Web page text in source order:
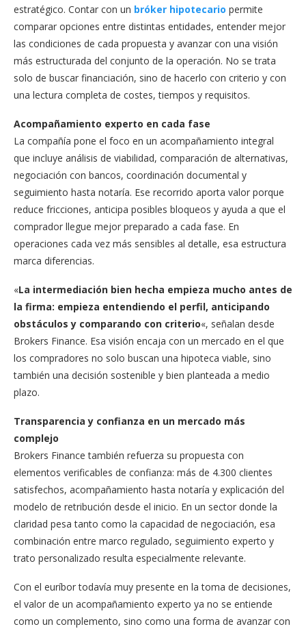
estratégico. Contar con un bróker hipotecario permite
comparar opciones entre distintas entidades, entender mejor
las condiciones de cada propuesta y avanzar con una visión
más estructurada del conjunto de la operación. No se trata
solo de buscar financiación, sino de hacerlo con criterio y con
una lectura completa de costes, tiempos y requisitos.
Acompañamiento experto en cada fase
La compañía pone el foco en un acompañamiento integral
que incluye análisis de viabilidad, comparación de alternativas,
negociación con bancos, coordinación documental y
seguimiento hasta notaría. Ese recorrido aporta valor porque
reduce fricciones, anticipa posibles bloqueos y ayuda a que el
comprador llegue mejor preparado a cada fase. En
operaciones cada vez más sensibles al detalle, esa estructura
marca diferencias.
«La intermediación bien hecha empieza mucho antes de
la firma: empieza entendiendo el perfil, anticipando
obstáculos y comparando con criterio«, señalan desde
Brokers Finance. Esa visión encaja con un mercado en el que
los compradores no solo buscan una hipoteca viable, sino
también una decisión sostenible y bien planteada a medio
plazo.
Transparencia y confianza en un mercado más
complejo
Brokers Finance también refuerza su propuesta con
elementos verificables de confianza: más de 4.300 clientes
satisfechos, acompañamiento hasta notaría y explicación del
modelo de retribución desde el inicio. En un sector donde la
claridad pesa tanto como la capacidad de negociación, esa
combinación entre marco regulado, seguimiento experto y
trato personalizado resulta especialmente relevante.
Con el euríbor todavía muy presente en la toma de decisiones,
el valor de un acompañamiento experto ya no se entiende
como un complemento, sino como una forma de avanzar con